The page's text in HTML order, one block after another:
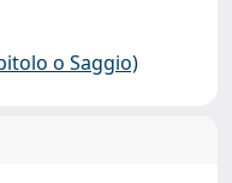
o Saggio)